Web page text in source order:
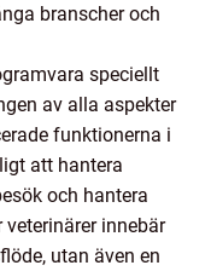
branscher och
speciellt
av alla aspekter
funktionerna i
att hantera
och hantera
innebär
utan även en